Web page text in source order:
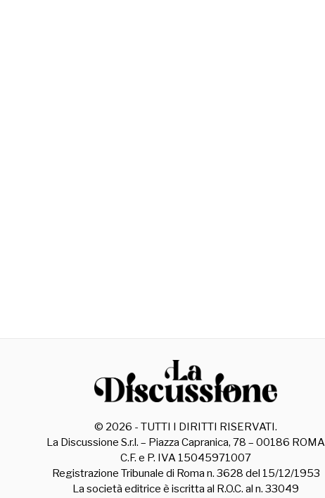
© 2026 - TUTTI I DIRITTI RISERVATI.
La Discussione S.r.l. – Piazza Capranica, 78 – 00186 ROMA
C.F. e P. IVA 15045971007
Registrazione Tribunale di Roma n. 3628 del 15/12/1953
La società editrice è iscritta al R.O.C. al n. 33049